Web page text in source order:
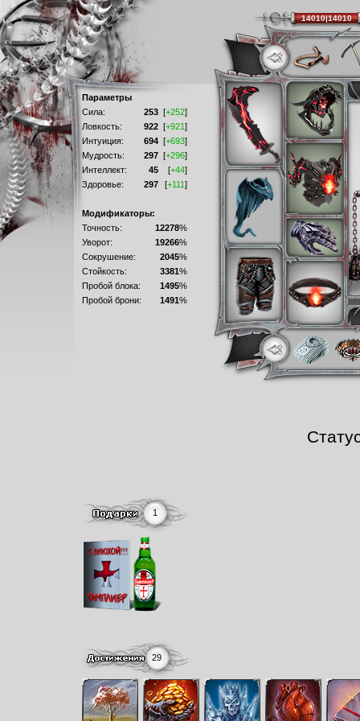
Параметры
Сила:
253 [+252]
Ловкость:
922 [+921]
Интуиция:
694 [+693]
Мудрость:
297 [+296]
Интеллект:
45 [+44]
Здоровье:
297 [+111]
Модификаторы:
Точность:
12278%
Уворот:
19266%
Сокрушение:
2045%
Стойкость:
3381%
Пробой блока:
1495%
Пробой брони:
1491%
1
29
14010|14010